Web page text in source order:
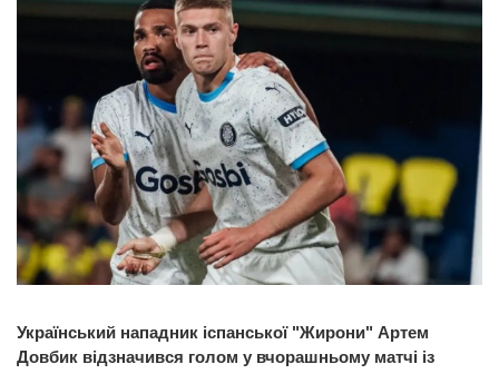
Український нападник іспанської "Жирони" Артем
Довбик відзначився голом у вчорашньому матчі із